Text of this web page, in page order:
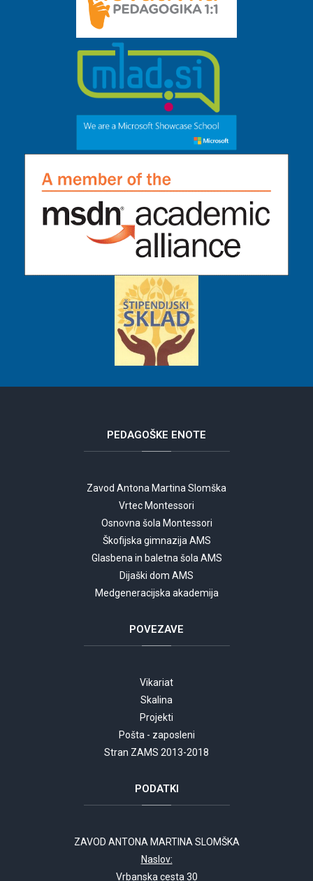
PEDAGOŠKE ENOTE
Zavod Antona Martina Slomška
Vrtec Montessori
Osnovna šola Montessori
Škofijska gimnazija AMS
Glasbena in baletna šola AMS
Dijaški dom AMS
Medgeneracijska akademija
POVEZAVE
Vikariat
Skalina
Projekti
Pošta - zaposleni
Stran ZAMS 2013-2018
PODATKI
ZAVOD ANTONA MARTINA SLOMŠKA
Naslov:
Vrbanska cesta 30